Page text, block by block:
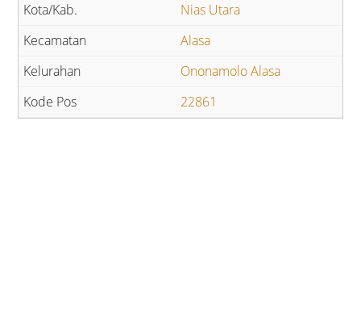
Nias Utara
Alasa
Ononamolo Alasa
22861